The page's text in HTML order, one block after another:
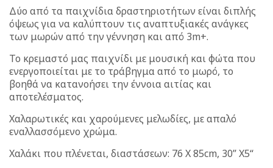
Δύο από τα παιχνίδια δραστηριοτήτων είναι διπλής
όψεως για να καλύπτουν τις αναπτυξιακές ανάγκες
των μωρών από την γέννηση και από 3m+.
Το κρεμαστό μας παιχνίδι με μουσική και φώτα που
ενεργοποιείται με το τράβηγμα από το μωρό, το
βοηθά να κατανοήσει την έννοια αιτίας και
αποτελέσματος.
Χαλαρωτικές και χαρούμενες μελωδίες, με απαλό
εναλλασσόμενο χρώμα.
Χαλάκι που πλένεται, διαστάσεων: 76 X 85cm, 30” X5“